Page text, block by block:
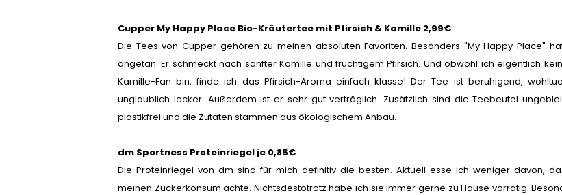
Cupper My Happy Place Bio-Kräutertee mit Pfirsich & Kamille 2,99€
Die Tees von Cupper gehören zu meinen absoluten Favoriten. Besonders "My Happy Place"
angetan. Er schmeckt nach sanfter Kamille und fruchtigem Pfirsich. Und obwohl ich eigentlich
Kamille-Fan bin, finde ich das Pfirsich-Aroma einfach klasse! Der Tee ist beruhigend,
unglaublich lecker. Außerdem ist er sehr gut verträglich. Zusätzlich sind die Teebeutel
plastikfrei und die Zutaten stammen aus ökologischem Anbau.
dm Sportness Proteinriegel je 0,85€
Die Proteinriegel von dm sind für mich definitiv die besten. Aktuell esse ich weniger davon,
meinen Zuckerkonsum achte. Nichtsdestotrotz habe ich sie immer gerne zu Hause vorrätig.